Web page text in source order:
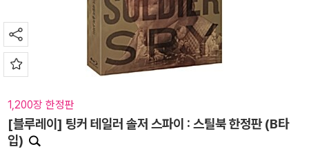
1,200장 한정판
[블루레이] 팅커 테일러 솔저 스파이 : 스틸북 한정판 (B타
입)